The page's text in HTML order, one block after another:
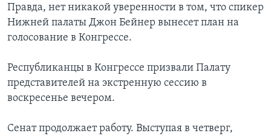
Правда, нет никакой уверенности в том, что спикер
Нижней палаты Джон Бейнер вынесет план на
голосование в Конгрессе.
Республиканцы в Конгрессе призвали Палату
представителей на экстренную сессию в
воскресенье вечером.
Сенат продолжает работу. Выступая в четверг,